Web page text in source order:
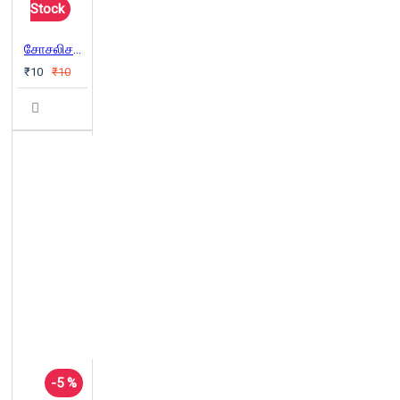
Stock
சோசலிசமும் மதபீடங்களும்
₹10 ₹10
-5 %